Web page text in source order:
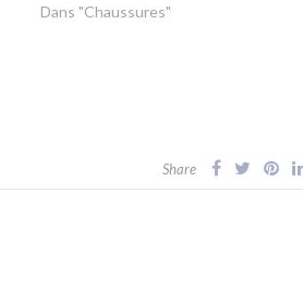
Dans "Chaussures"
Share